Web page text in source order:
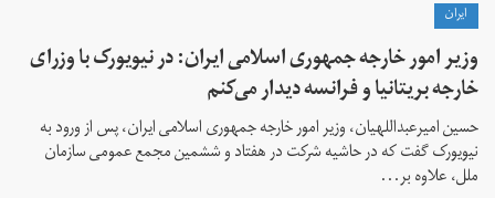
ايران
وزیر امور خارجه جمهوری اسلامی ایران: در نیویورک با وزرای
خارجه بریتانیا و فرانسه دیدار می‌کنم
حسین امیرعبداللهیان، وزیر امور خارجه جمهوری اسلامی ایران، پس از ورود به
نیویورک گفت که در حاشیه شرکت در هفتاد و ششمین مجمع عمومی سازمان
ملل، علاوه بر...